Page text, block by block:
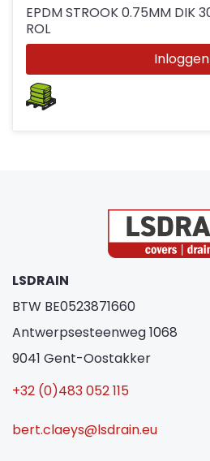
EPDM STROOK 0.75MM DIK
ROL
Inloggen
LSDRAIN
BTW BE0523871660
Antwerpsesteenweg 1068
9041 Gent-Oostakker
+32 (0)483 052 115
bert.claeys@lsdrain.eu